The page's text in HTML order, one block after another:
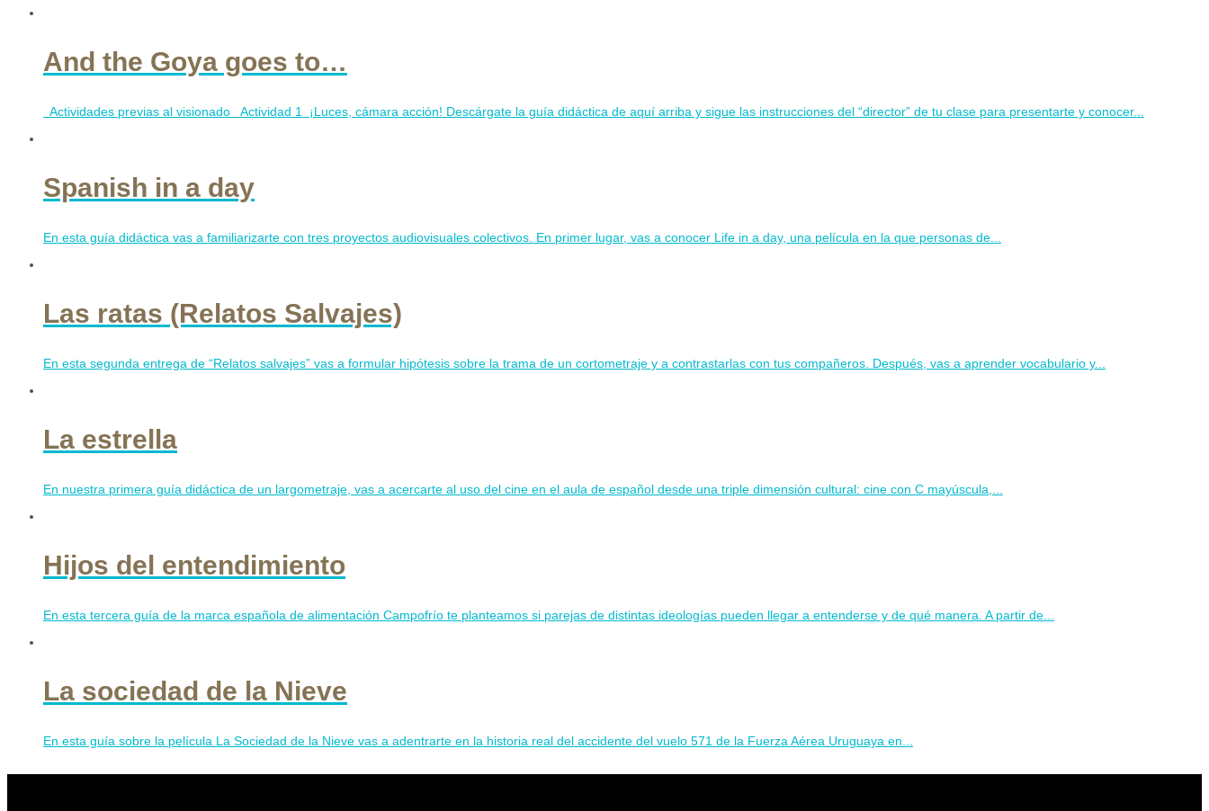
And the Goya goes to…
Actividades previas al visionado Actividad 1 ¡Luces, cámara acción! Descárgate la guía didáctica de aquí arriba y sigue las instrucciones del “director” de tu clase para presentarte y conocer...
Spanish in a day
En esta guía didáctica vas a familiarizarte con tres proyectos audiovisuales colectivos. En primer lugar, vas a conocer Life in a day, una película en la que personas de...
Las ratas (Relatos Salvajes)
En esta segunda entrega de “Relatos salvajes” vas a formular hipótesis sobre la trama de un cortometraje y a contrastarlas con tus compañeros. Después, vas a aprender vocabulario y...
La estrella
En nuestra primera guía didáctica de un largometraje, vas a acercarte al uso del cine en el aula de español desde una triple dimensión cultural: cine con C mayúscula,...
Hijos del entendimiento
En esta tercera guía de la marca española de alimentación Campofrío te planteamos si parejas de distintas ideologías pueden llegar a entenderse y de qué manera. A partir de...
La sociedad de la Nieve
En esta guía sobre la película La Sociedad de la Nieve vas a adentrarte en la historia real del accidente del vuelo 571 de la Fuerza Aérea Uruguaya en...